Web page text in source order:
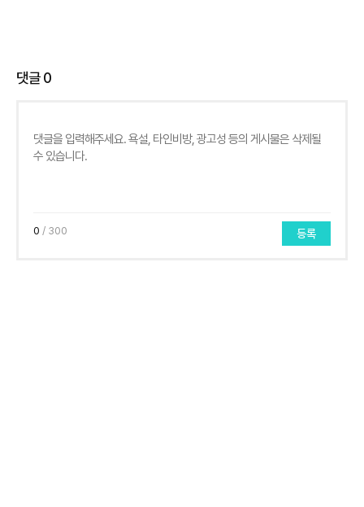
댓글0
0 / 300 등록